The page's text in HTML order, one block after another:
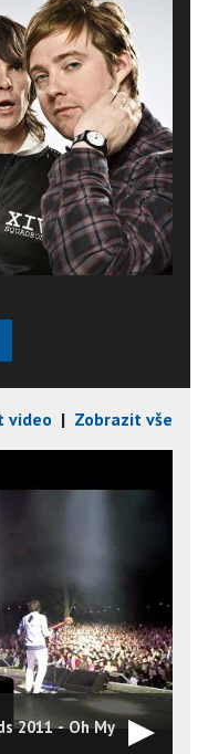
video | Zobrazit vše
2011 - Oh My